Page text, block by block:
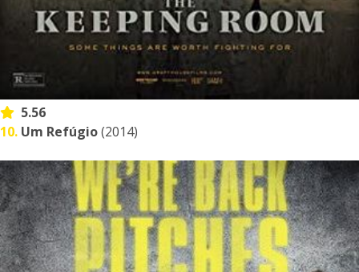
5.56
10. Um Refúgio(2014)